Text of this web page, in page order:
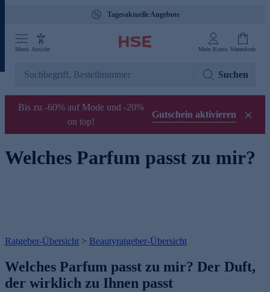
Tagesaktuelle Angebote
Menü Ansicht Mein Konto Warenkorb
Suchen
Bis zu -60% auf Mode und -20%
on top!
Gutschein aktivieren
Welches Parfum passt zu mir?
Ratgeber-Übersicht > Beautyratgeber-Übersicht
Welches Parfum passt zu mir? Der Duft,
der wirklich zu Ihnen passt